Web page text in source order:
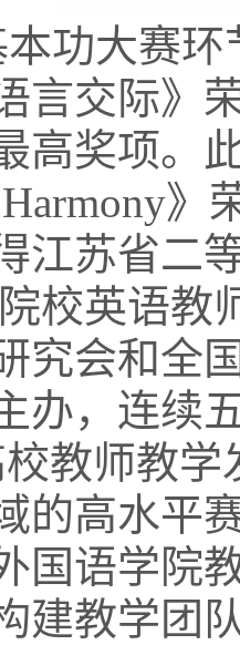
功大赛环
言交际》
高奖项。
》
江苏省二
校英语教
究会和全
办，连续
教师教
的高水平
国语学院
建教学团